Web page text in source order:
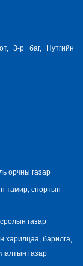
3-р баг, Нутгийн
орчны газар
тамир, спортын
газар
харилцаа, барилга,
газар